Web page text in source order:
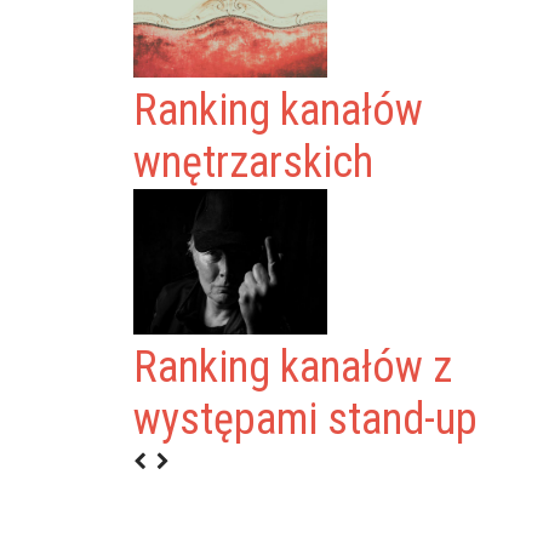
Ranking kanałów
wnętrzarskich
Ranking kanałów z
występami stand-up
METHOD